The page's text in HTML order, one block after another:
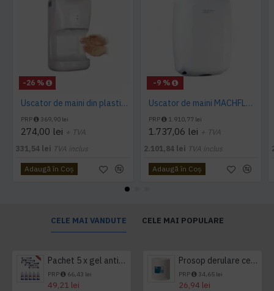
-26 %
Uscator de maini din plastic 1400 W AQAS
PRP 369,90 lei
274,00 lei + TVA
331,54 lei TVA inclus
Adaugă în Coş
-9 %
Uscator de maini MACHFLOW, gama Eco, actionare cu senzor, Mediclinics
PRP 1.910,77 lei
1.737,06 lei + TVA
2.101,84 lei TVA inclus
Adaugă în Coş
CELE MAI VANDUTE CELE MAI POPULARE
Pachet 5 x gel antibacterian 50ml si 3 x Servetele antibacteriene 48 buc Hygienium
PRP 66,43 lei
49,21 lei
Prosop derulare centrala 1 pliu, 300 m Tork
PRP 34,65 lei
26,94 lei